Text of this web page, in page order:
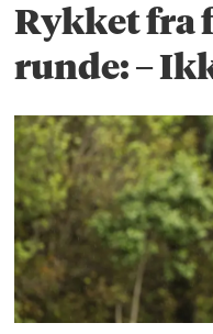
Rykket fra
runde: –